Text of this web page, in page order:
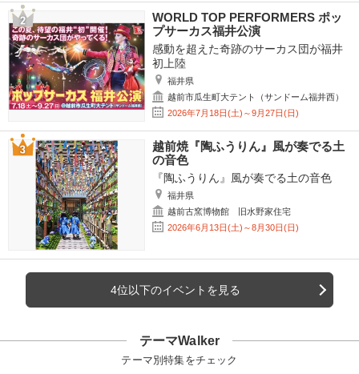
WORLD TOP PERFORMERS ポッ
プサーカス福井公演
感動を超えた奇跡のサーカス団が福井
初上陸
福井県
越前市瓜生町大テント（サンドーム福井西）
2026年7月18日(土)～9月27日(日)
越前焼『陶ふうりん』風が奏でる土
の音色
『陶ふうりん』風が奏でる土の音色
福井県
越前古窯博物館 旧水野家住宅
2026年6月13日(土)～8月30日(日)
4位以下のイベントを見る
テーマWalker
テーマ別特集をチェック